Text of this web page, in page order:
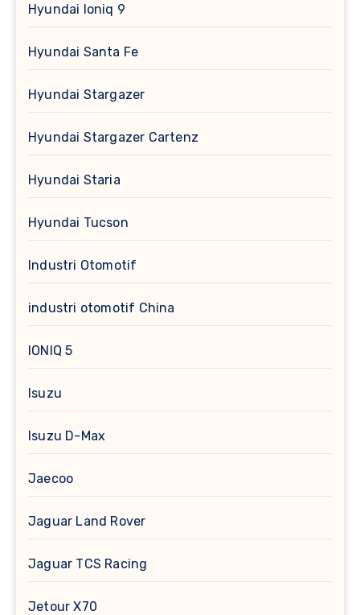
Hyundai Ioniq 9
Hyundai Santa Fe
Hyundai Stargazer
Hyundai Stargazer Cartenz
Hyundai Staria
Hyundai Tucson
Industri Otomotif
industri otomotif China
IONIQ 5
Isuzu
Isuzu D-Max
Jaecoo
Jaguar Land Rover
Jaguar TCS Racing
Jetour X70